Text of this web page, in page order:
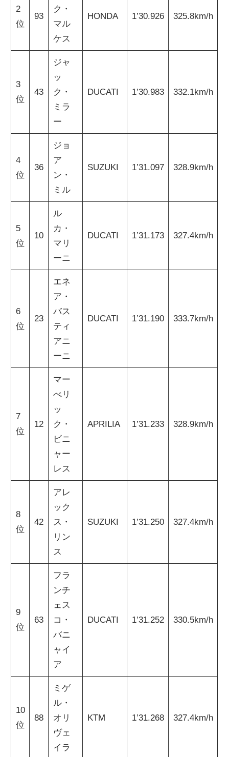
2
位
93
ク・
マル
ケス
HONDA 1’30.926 325.8km/h
3
位
43
ジャ
ッ
ク・
ミラ
ー
DUCATI 1’30.983 332.1km/h
4
位
36
ジョ
ア
ン・
ミル
SUZUKI 1’31.097 328.9km/h
5
位
10
ル
カ・
マリ
ーニ
DUCATI 1’31.173 327.4km/h
6
位
23
エネ
ア・
バス
ティ
アニ
ーニ
DUCATI 1’31.190 333.7km/h
7
位
12
マー
べリ
ッ
ク・
ビニ
ャー
レス
APRILIA 1’31.233 328.9km/h
8
位
42
アレ
ック
ス・
リン
ス
SUZUKI 1’31.250 327.4km/h
9
位
63
フラ
ンチ
ェス
コ・
バニ
ャイ
ア
DUCATI 1’31.252 330.5km/h
10
位
88
ミゲ
ル・
オリ
ヴェ
イラ
KTM 1’31.268 327.4km/h